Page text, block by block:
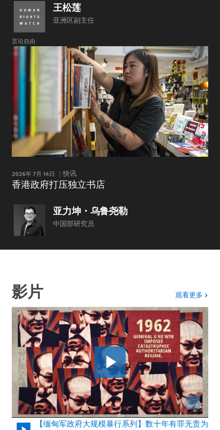
王松莲
亚洲区副主任
言论自由
2026年 7月 14日 快讯
香港政府打压独立书店
亚力坤・乌鲁尧勒
中国部研究员
影片 观看更多 影片
【缅甸军政府大规模暴行系列】数十年有罪无责为